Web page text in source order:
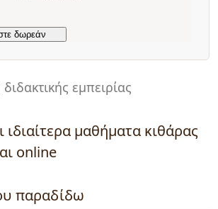
εμπειρίας
ιδιαίτερα μαθήματα κιθάρας
online
παραδίδω